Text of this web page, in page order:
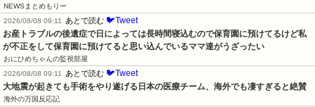
NEWSまとめもりー
2026/08/08 09:11
あとで読む 🐦Tweet
お産トラブルの後遺症で日によっては長時間寝込むので保育園に預けてるけど私
が不正をして保育園に預けてると思い込んでいるママ達がうざったい
おにひめちゃんの監視部屋
2026/08/08 09:11
あとで読む 🐦Tweet
大地震が起きても手術をやり遂げる日本の医療チーム、海外でも凄すぎると絶賛
海外の万国反応記